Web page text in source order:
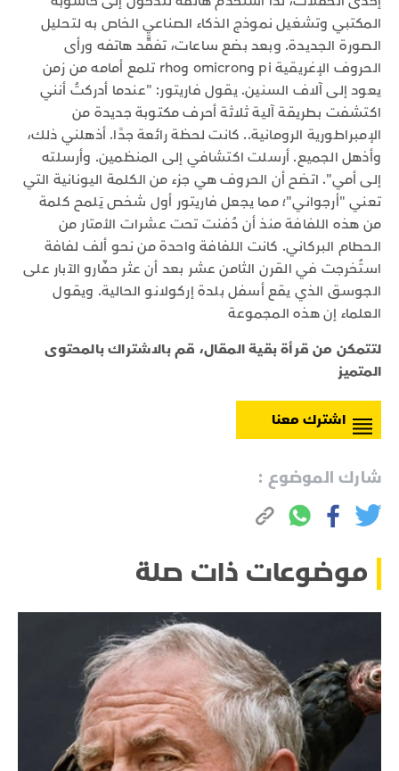
المكتبي وتشغيل نموذج الذكاء الصناعي الخاص به لتحليل
الصورة الجديدة. وبعد بضع ساعات، تفقَّد هاتفه ورأى
الحروف الإغريقية pi وomicron وrho تلمع أمامه من زمن
يعود إلى آلاف السنين. يقول فاريتور: "عندما أدركتُ أنني
اكتشفت بطريقة آلية ثلاثة أحرف مكتوبة جديدة من
الإمبراطورية الرومانية.. كانت لحظة رائعة جدًا. أذهلني ذلك،
وأذهل الجميع. أرسلت اكتشافي إلى المنظمين. وأرسلته
إلى أمي". اتضح أن الحروف هي جزء من الكلمة اليونانية التي
تعني "أرجواني"؛ مما يجعل فاريتور أول شخص يَلمح كلمة
من هذه اللفافة منذ أن دُفنت تحت عشرات الأمتار من
الحطام البركاني. كانت اللفافة واحدة من نحو ألف لفافة
استُخرجت في القرن الثامن عشر بعد أن عثر حفّارو الآبار على
الجوسق الذي يقع أسفل بلدة إركولانو الحالية. ويقول
العلماء إن هذه المجموعة
لتتمكن من قرأة بقية المقال، قم بالاشتراك بالمحتوى
المتميز
اشترك معنا
شارك الموضوع :
موضوعات ذات صلة